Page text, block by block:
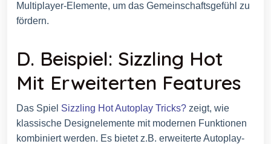
Multiplayer-Elemente, um das Gemeinschaftsgefühl zu
fördern.
D. Beispiel: Sizzling Hot
Mit Erweiterten Features
Das Spiel Sizzling Hot Autoplay Tricks? zeigt, wie
klassische Designelemente mit modernen Funktionen
kombiniert werden. Es bietet z.B. erweiterte Autoplay-